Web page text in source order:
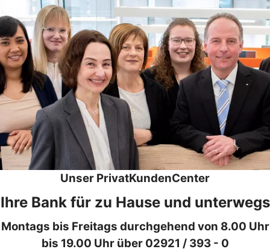
Unser PrivatKundenCenter
Ihre Bank für zu Hause und unterwegs
Montags bis Freitags durchgehend von 8.00 Uhr
bis 19.00 Uhr über 02921 / 393 - 0